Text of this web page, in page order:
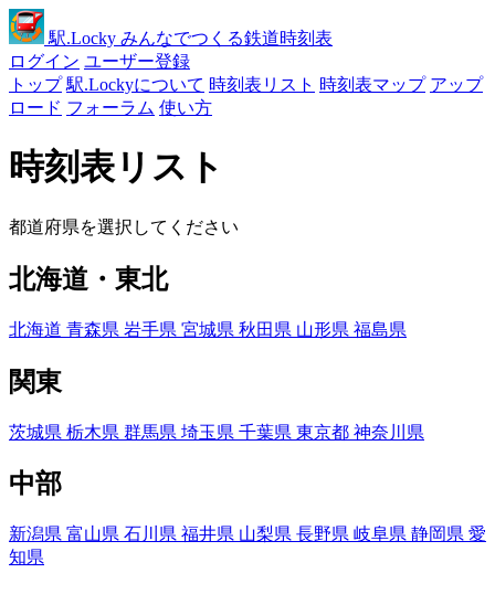
駅.Locky みんなでつくる鉄道時刻表
ログイン ユーザー登録
トップ 駅.Lockyについて 時刻表リスト 時刻表マップ アップ
ロード フォーラム 使い方
時刻表リスト
都道府県を選択してください
北海道・東北
北海道 青森県 岩手県 宮城県 秋田県 山形県 福島県
関東
茨城県 栃木県 群馬県 埼玉県 千葉県 東京都 神奈川県
中部
新潟県 富山県 石川県 福井県 山梨県 長野県 岐阜県 静岡県 愛
知県